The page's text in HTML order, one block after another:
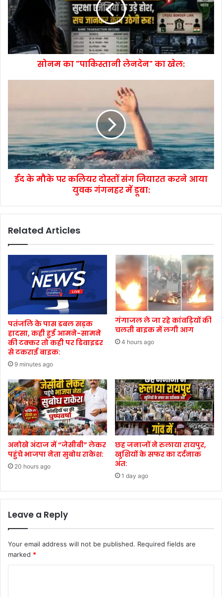
सोनम का "पाकिस्तानी लेनदेन" का खेल:
ईद के मौके पर कलियर दोस्तों संग जियारत करने आया
युवक गंगनहर में डूबा:
Related Articles
पतंजलि के पास डबल सड़क
हादसा, कही हुई आमने-सामने
की टक्कर तो कही पर डिवाइडर
से टकराई बाइक:
9 minutes ago
गंगाजल ले जा रहे कांवड़ियों की
चलती बाइक में लगी आग
4 hours ago
अनोखे अंदाज में “जेसीबी” लेकर
पहुंचे भाजपा नेता सुबोध राकेश:
20 hours ago
छह जनाजों ने रुलाया रायपुर,
खुशियों के सफर का दर्दनाक
अंत:
1 day ago
Leave a Reply
Your email address will not be published. Required fields are
marked *